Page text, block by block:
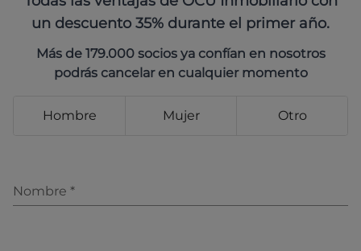
un descuento 35% durante el primer año.
Más de 179.000 socios ya confían en nosotros
podrás cancelar en cualquier momento
Hombre Mujer Otro
Nombre *